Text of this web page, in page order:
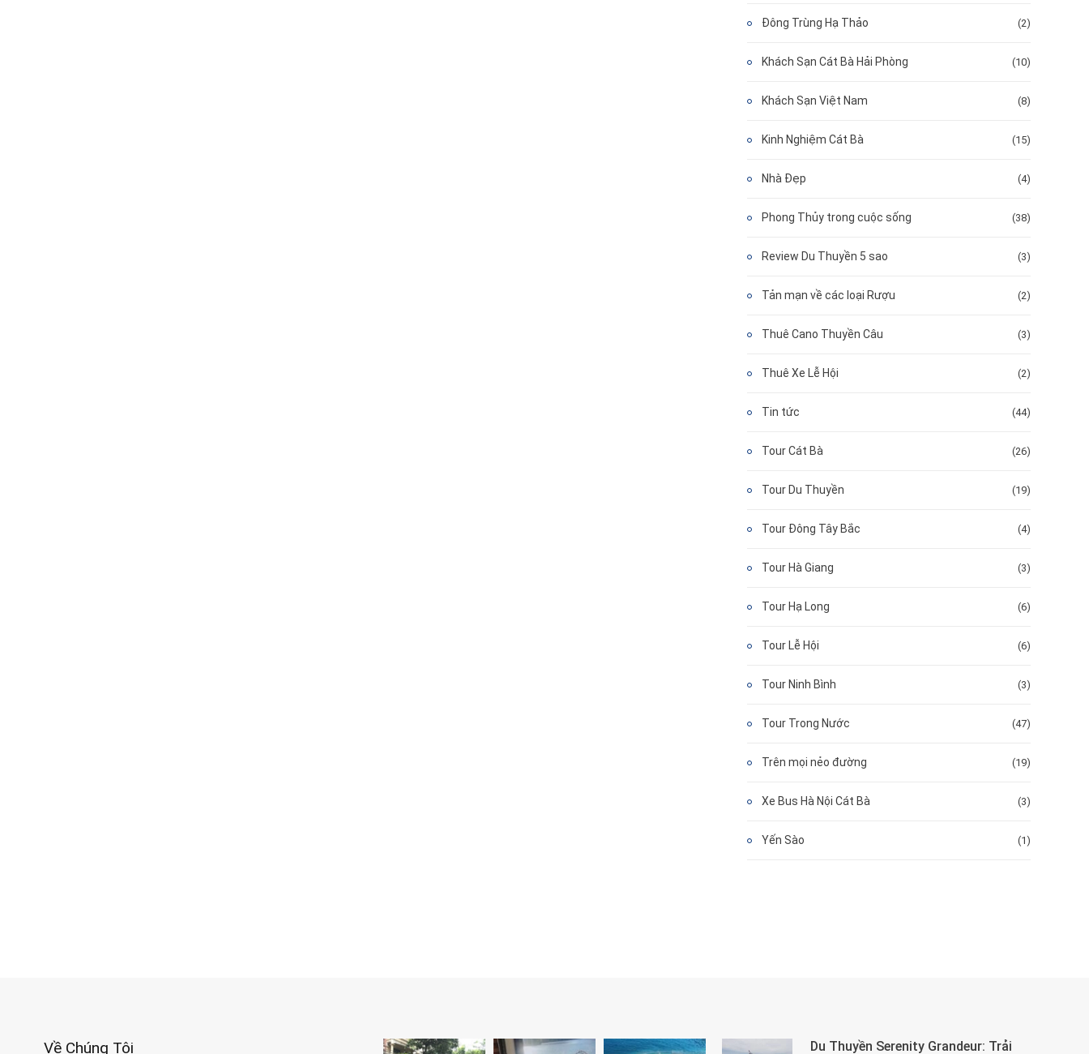
Đông Trùng Hạ Thảo (2)
Khách Sạn Cát Bà Hải Phòng (10)
Khách Sạn Việt Nam (8)
Kinh Nghiệm Cát Bà (15)
Nhà Đẹp (4)
Phong Thủy trong cuộc sống (38)
Review Du Thuyền 5 sao (3)
Tản mạn về các loại Rượu (2)
Thuê Cano Thuyền Câu (3)
Thuê Xe Lễ Hội (2)
Tin tức (44)
Tour Cát Bà (26)
Tour Du Thuyền (19)
Tour Đông Tây Bắc (4)
Tour Hà Giang (3)
Tour Hạ Long (6)
Tour Lễ Hội (6)
Tour Ninh Bình (3)
Tour Trong Nước (47)
Trên mọi nẻo đường (19)
Xe Bus Hà Nội Cát Bà (3)
Yến Sào (1)
Về Chúng Tôi Du Thuyền Serenity Grandeur: Trải